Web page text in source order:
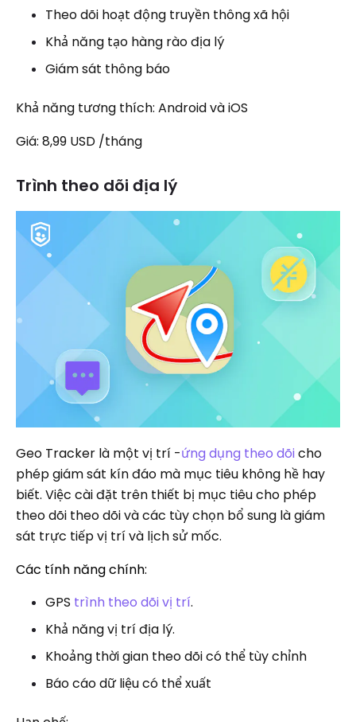
Theo dõi hoạt động truyền thông xã hội
Khả năng tạo hàng rào địa lý
Giám sát thông báo
Khả năng tương thích: Android và iOS
Giá: 8,99 USD /tháng
Trình theo dõi địa lý
Geo Tracker là một vị trí -ứng dụng theo dõicho
phép giám sát kín đáo mà mục tiêu không hề hay
biết. Việc cài đặt trên thiết bị mục tiêu cho phép
theo dõi theo dõi và các tùy chọn bổ sung là giám
sát trực tiếp vị trí và lịch sử mốc.
Các tính năng chính:
GPS trình theo dõi vị trí.
Khả năng vị trí địa lý.
Khoảng thời gian theo dõi có thể tùy chỉnh
Báo cáo dữ liệu có thể xuất